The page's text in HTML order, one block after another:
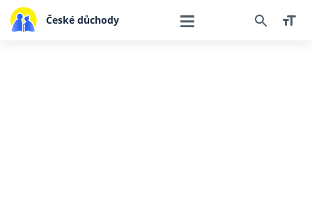
České důchody